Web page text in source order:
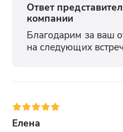
Ответ
компании
Благодарим за ваш
на следующих
Елена